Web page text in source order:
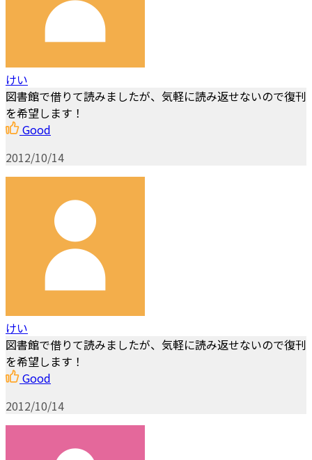
けい
図書館で借りて読みましたが、気軽に読み返せないので復刊
を希望します！
Good
2012/10/14
けい
図書館で借りて読みましたが、気軽に読み返せないので復刊
を希望します！
Good
2012/10/14